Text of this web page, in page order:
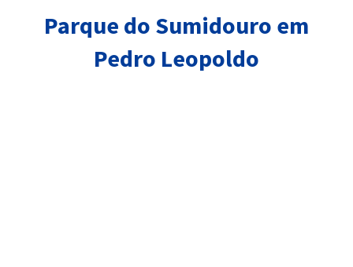
Parque do Sumidouro em
Pedro Leopoldo